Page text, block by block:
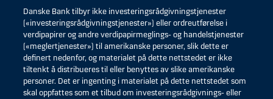
Danske Bank tilbyr ikke investeringsrådgivningstjenester
(«investeringsrådgivningstjenester») eller ordreutførelse i
verdipapirer og andre verdipapirmeglings- og handelstjenester
(«meglertjenester») til amerikanske personer, slik dette er
definert nedenfor, og materialet på dette nettstedet er ikke
tiltenkt å distribueres til eller benyttes av slike amerikanske
personer. Det er ingenting i materialet på dette nettstedet som
skal oppfattes som et tilbud om investeringsrådgivnings- eller